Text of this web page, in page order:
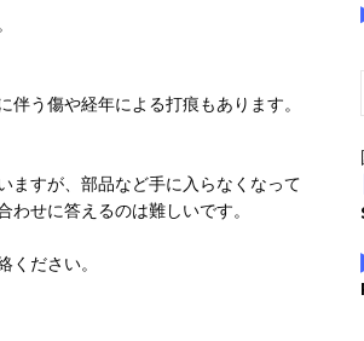
う傷や経年による打痕もあります。
ますが、部品など手に入らなくなって
せに答えるのは難しいです。
ださい。